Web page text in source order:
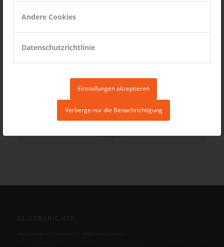
Andere Cookies
Datenschutzrichtlinie
Einstellungen akzeptieren
Verberge nur die Benachrichtigung
Instagram